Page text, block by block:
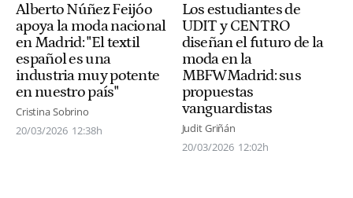
Alberto Núñez Feijóo
apoya la moda nacional
en Madrid: "El textil
español es una
industria muy potente
en nuestro país"
Cristina Sobrino
20/03/2026 12:38h
Los estudiantes de
UDIT y CENTRO
diseñan el futuro de la
moda en la
MBFWMadrid: sus
propuestas
vanguardistas
Judit Griñán
20/03/2026 12:02h